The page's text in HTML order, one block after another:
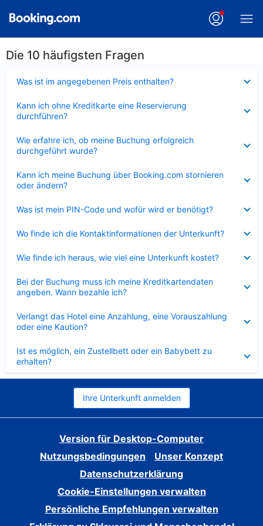
Die 10 häufigsten Fragen
Was ist im angegebenen Preis enthalten?
Kann ich ohne Kreditkarte eine Reservierung
durchführen?
Wie erfahre ich, ob meine Buchung erfolgreich
durchgeführt wurde?
Kann ich meine Buchung über Booking.com stornieren
oder ändern?
Was ist mein PIN-Code und wofür wird er benötigt?
Wo finde ich die Kontaktinformationen der Unterkunft?
Wie finde ich heraus, wie viel eine Unterkunft kostet?
Bei der Buchung muss ich meine Kreditkartendaten
angeben. Wann bezahle ich?
Verlangt das Hotel eine Anzahlung, eine Vorauszahlung
oder eine Kaution?
Ist es möglich, ein Zustellbett oder ein Babybett zu
erhalten?
Ihre Unterkunft anmelden
Version für Desktop-Computer
Nutzungsbedingungen
Unser Konzept
Datenschutzerklärung
Cookie-Einstellungen verwalten
Persönliche Empfehlungen verwalten